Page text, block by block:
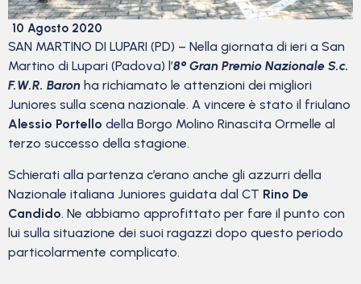
10 Agosto 2020
SAN MARTINO DI LUPARI (PD) – Nella giornata di ieri a San
Martino di Lupari (Padova) l’8° Gran Premio Nazionale S.c.
F.W.R. Baron ha richiamato le attenzioni dei migliori
Juniores sulla scena nazionale. A vincere è stato il friulano
Alessio Portello della Borgo Molino Rinascita Ormelle al
terzo successo della stagione.
Schierati alla partenza c’erano anche gli azzurri della
Nazionale italiana Juniores guidata dal CT Rino De
Candido. Ne abbiamo approfittato per fare il punto con
lui sulla situazione dei suoi ragazzi dopo questo periodo
particolarmente complicato.